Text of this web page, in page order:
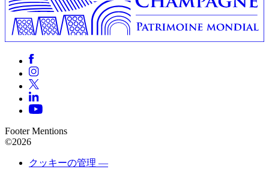
Footer Mentions
©2026
クッキーの管理 —